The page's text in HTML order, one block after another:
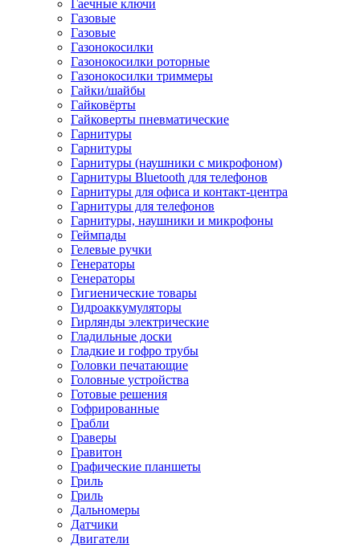
Гаечные ключи
Газовые
Газовые
Газонокосилки
Газонокосилки роторные
Газонокосилки триммеры
Гайки/шайбы
Гайковёрты
Гайковерты пневматические
Гарнитуры
Гарнитуры
Гарнитуры (наушники с микрофоном)
Гарнитуры Bluetooth для телефонов
Гарнитуры для офиса и контакт-центра
Гарнитуры для телефонов
Гарнитуры, наушники и микрофоны
Геймпады
Гелевые ручки
Генераторы
Генераторы
Гигиенические товары
Гидроаккумуляторы
Гирлянды электрические
Гладильные доски
Гладкие и гофро трубы
Головки печатающие
Головные устройства
Готовые решения
Гофрированные
Грабли
Граверы
Гравитон
Графические планшеты
Гриль
Гриль
Дальномеры
Датчики
Двигатели